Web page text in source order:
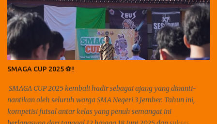
keheningan kamar yang beraroma kertas tua dan hujan yang
merambat perlahan di jendela—aku menatapnya. Lama. Seperti
menatap reruntuhan kemenangan yang tak pernah disambut, tak
pernah sungguh-sungguh dirayakan. Hanya aku tahu bahwa ia
pernah ada. Aku duduk bersila, membiarkan bahuku rebah letih
di sudut ranjang. Jemariku yang dingin memutar bulpen—pelan,
nyaris mati rasa. Di hadapanku, selembar kertas kosong…
menatap balik. Seperti menantangku: "Tulis. Jika kau berani
menyuarakan rasa yang selalu kalah tempat." Tapi aku diam.
Karena diam, ...
SMAGA CUP 2025 ⚽️‼️
SMAGA CUP 2025 kembali hadir sebagai ajang yang dinanti-
nantikan oleh seluruh warga SMA Negeri 3 Jember. Tahun ini,
kompetisi futsal antar kelas yang penuh semangat ini